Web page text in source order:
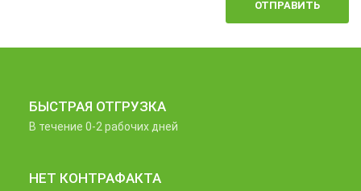
ОТПРАВИТЬ
БЫСТРАЯ ОТГРУЗКА
В течение 0-2 рабочих дней
НЕТ КОНТРАФАКТА